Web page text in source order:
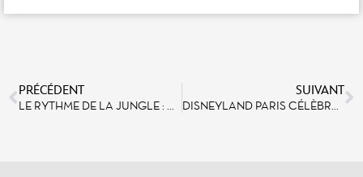
PRÉCÉDENT
LE RYTHME DE LA JUNGLE : RENCONTRE AVEC SANTOSH RANA, JOUEUR DE DHÔL
SUIVANT
DISNEYLAND PARIS CÉLÈBRE SON PATRIMOINE